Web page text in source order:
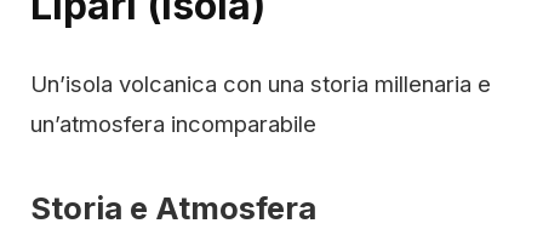
Un’isola volcanica con una storia millenaria e
un’atmosfera incomparabile
Storia e Atmosfera